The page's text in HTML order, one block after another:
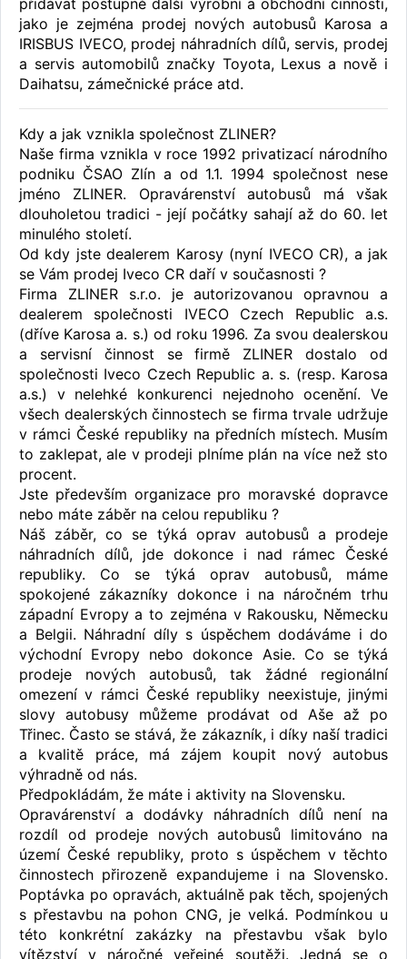
přidávat postupně další výrobní a obchodní činnosti,
jako je zejména prodej nových autobusů Karosa a
IRISBUS IVECO, prodej náhradních dílů, servis, prodej
a servis automobilů značky Toyota, Lexus a nově i
Daihatsu, zámečnické práce atd.
Kdy a jak vznikla společnost ZLINER?
Naše firma vznikla v roce 1992 privatizací národního
podniku ČSAO Zlín a od 1.1. 1994 společnost nese
jméno ZLINER. Opravárenství autobusů má však
dlouholetou tradici - její počátky sahají až do 60. let
minulého století.
Od kdy jste dealerem Karosy (nyní IVECO CR), a jak
se Vám prodej Iveco CR daří v současnosti ?
Firma ZLINER s.r.o. je autorizovanou opravnou a
dealerem společnosti IVECO Czech Republic a.s.
(dříve Karosa a. s.) od roku 1996. Za svou dealerskou
a servisní činnost se firmě ZLINER dostalo od
společnosti Iveco Czech Republic a. s. (resp. Karosa
a.s.) v nelehké konkurenci nejednoho ocenění. Ve
všech dealerských činnostech se firma trvale udržuje
v rámci České republiky na předních místech. Musím
to zaklepat, ale v prodeji plníme plán na více než sto
procent.
Jste především organizace pro moravské dopravce
nebo máte záběr na celou republiku ?
Náš záběr, co se týká oprav autobusů a prodeje
náhradních dílů, jde dokonce i nad rámec České
republiky. Co se týká oprav autobusů, máme
spokojené zákazníky dokonce i na náročném trhu
západní Evropy a to zejména v Rakousku, Německu
a Belgii. Náhradní díly s úspěchem dodáváme i do
východní Evropy nebo dokonce Asie. Co se týká
prodeje nových autobusů, tak žádné regionální
omezení v rámci České republiky neexistuje, jinými
slovy autobusy můžeme prodávat od Aše až po
Třinec. Často se stává, že zákazník, i díky naší tradici
a kvalitě práce, má zájem koupit nový autobus
výhradně od nás.
Předpokládám, že máte i aktivity na Slovensku.
Opravárenství a dodávky náhradních dílů není na
rozdíl od prodeje nových autobusů limitováno na
území České republiky, proto s úspěchem v těchto
činnostech přirozeně expandujeme i na Slovensko.
Poptávka po opravách, aktuálně pak těch, spojených
s přestavbu na pohon CNG, je velká. Podmínkou u
této konkrétní zakázky na přestavbu však bylo
vítězství v náročné veřejné soutěži. Jedná se o